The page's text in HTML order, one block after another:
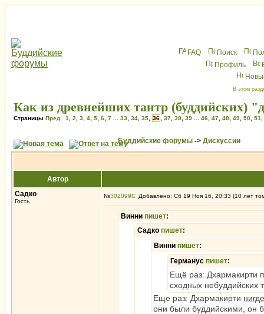
FAQ Поиск
Профиль
В этом
Как из древнейших тантр (буддийских)
Страницы Пред. 1 2 3 4 5 6 7 33 34 35 36 37 38 39 46 47 48 49 50 51
Буддийские форумы -> Дискуссии
Автор
Садко
Гость
№302099 Добавлено: Сб 19 Ноя 16, 20:33 (10 лет
Винни пишет:
Садко пишет:
Винни пишет:
Германус пишет:
Ещё раз: Дхармакирти
сходных небуддийских
Еще раз: Дхармакирти
они были буддийскими, он